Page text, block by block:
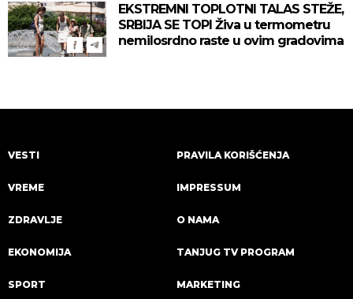
EKSTREMNI TOPLOTNI TALAS STEŽE,
SRBIJA SE TOPI Živa u termometru
nemilosrdno raste u ovim gradovima
VESTI
VREME
ZDRAVLJE
EKONOMIJA
SPORT
PRAVILA KORIŠĆENJA
IMPRESSUM
O NAMA
TANJUG TV PROGRAM
MARKETING